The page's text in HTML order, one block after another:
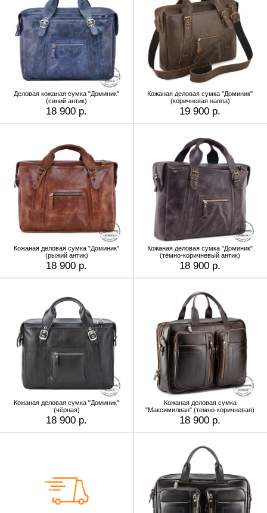
Деловая кожаная сумка "Доминик"
(синий антик)
18 900 р.
Кожаная деловая сумка "Доминик"
(коричневая наппа)
19 900 р.
Кожаная деловая сумка "Доминик"
(рыжий антик)
18 900 р.
Кожаная деловая сумка "Доминик"
(тёмно-коричневый антик)
18 900 р.
Кожаная деловая сумка "Доминик"
(чёрная)
18 900 р.
Кожаная деловая сумка
"Максимилиан" (темно-коричневая)
18 900 р.